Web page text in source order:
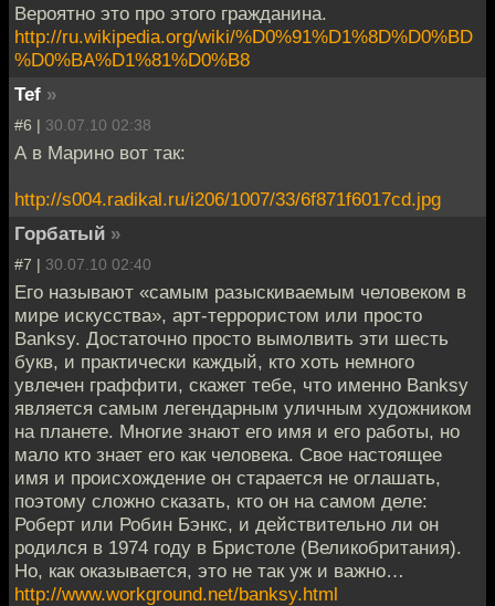
Вероятно это про этого гражданина.
http://ru.wikipedia.org/wiki/%D0%91%D1%8D%D0%BD
%D0%BA%D1%81%D0%B8
Tef »
#6 | 30.07.10 02:38
А в Марино вот так:
http://s004.radikal.ru/i206/1007/33/6f871f6017cd.jpg
Горбатый »
#7 | 30.07.10 02:40
Его называют «самым разыскиваемым человеком в
мире искусства», арт-террористом или просто
Banksy. Достаточно просто вымолвить эти шесть
букв, и практически каждый, кто хоть немного
увлечен граффити, скажет тебе, что именно Banksy
является самым легендарным уличным художником
на планете. Многие знают его имя и его работы, но
мало кто знает его как человека. Свое настоящее
имя и происхождение он старается не оглашать,
поэтому сложно сказать, кто он на самом деле:
Роберт или Робин Бэнкс, и действительно ли он
родился в 1974 году в Бристоле (Великобритания).
Но, как оказывается, это не так уж и важно…
http://www.workground.net/banksy.html